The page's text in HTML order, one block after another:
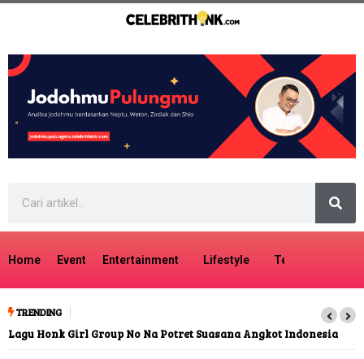
Home Event Entertainment Lifestyle Tech
TRENDING
Lagu Honk Girl Group No Na Potret Suasana Angkot Indonesia